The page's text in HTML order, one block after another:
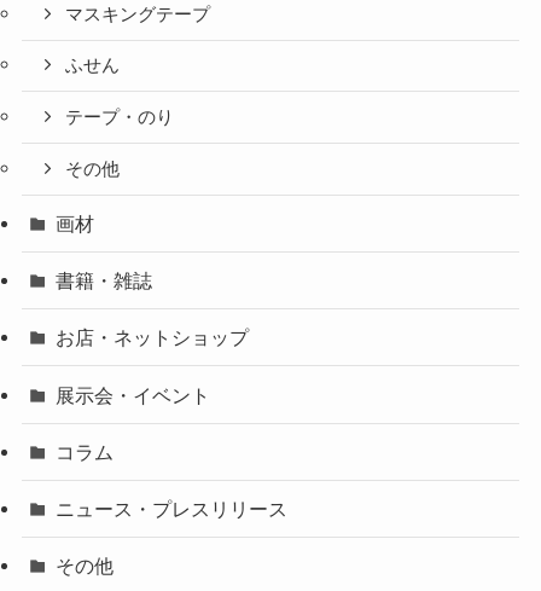
マスキングテープ
ふせん
テープ・のり
その他
画材
書籍・雑誌
お店・ネットショップ
展示会・イベント
コラム
ニュース・プレスリリース
その他